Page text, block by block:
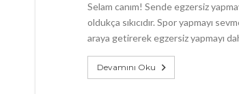
Selam canım! Sende egzersiz
oldukça sıkıcıdır. Spor yapmayı
araya getirerek egzersiz yapmayı
Devamını Oku